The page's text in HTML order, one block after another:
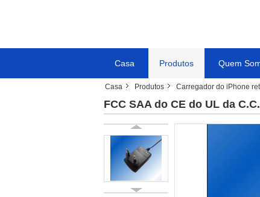
Casa Produtos Quem
Casa Produtos Carregador do iPhone
FCC SAA do CE do UL da